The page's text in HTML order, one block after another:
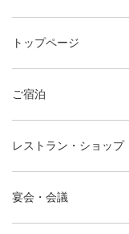
トップページ
ご宿泊
レストラン・ショップ
宴会・会議